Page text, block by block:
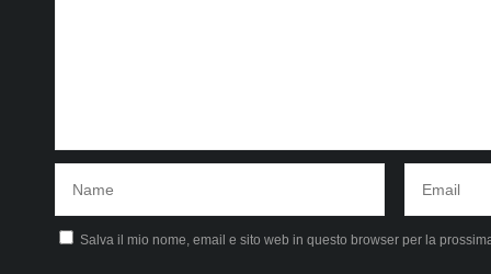
Salva il mio nome, email e sito web in questo browser per la